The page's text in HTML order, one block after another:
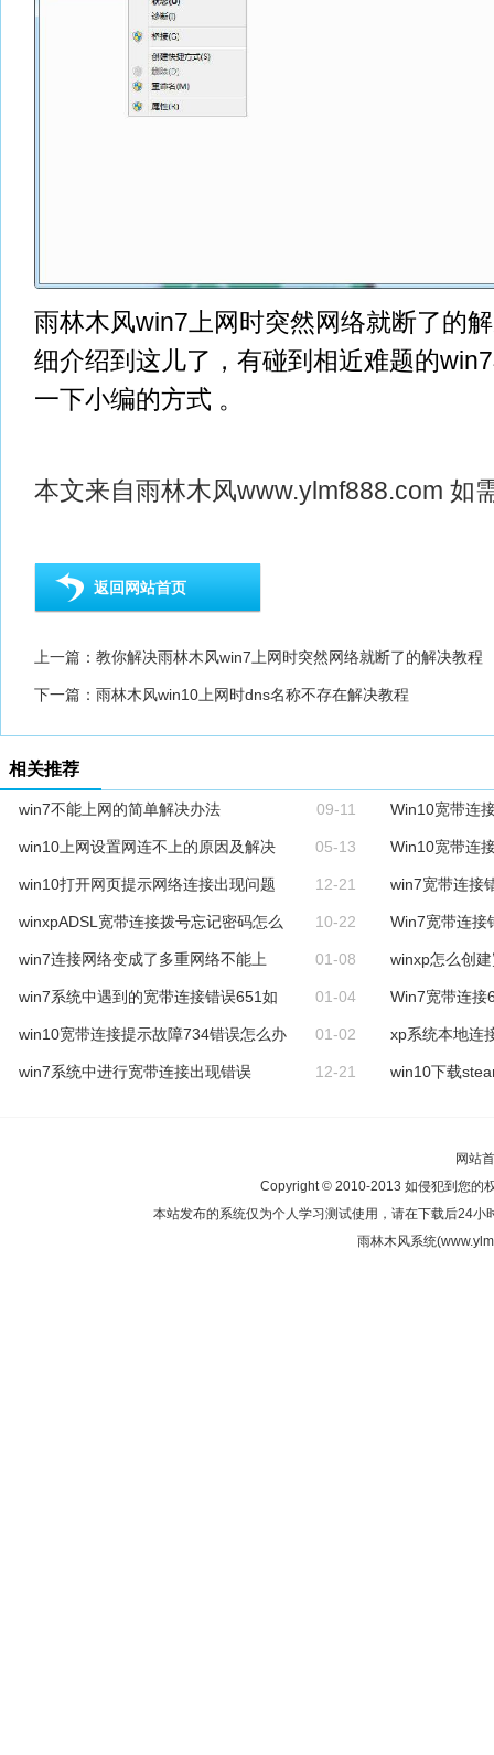
雨林木风win7上网时突然网络就断了的
细介绍到这儿了，有碰到相近难题的
一下小编的方式 。
本文来自雨林木风www.ylmf888.com 如
返回网站首页
上一篇： 教你解决雨林木风win7上网时突然网络就断了的解决教程
下一篇： 雨林木风win10上网时dns名称不存在解决教程
相关推荐
win7不能上网的简单解决办法 09-11 Win10宽带连
win10上网设置网连不上的原因及解决 05-13 Win10宽带连
win10打开网页提示网络连接出现问题 12-21 win7宽带连接
winxpADSL宽带连接拨号忘记密码怎么 10-22 Win7宽带连接
win7连接网络变成了多重网络不能上 01-08 winxp怎么创
win7系统中遇到的宽带连接错误651如 01-04 Win7宽带连接
win10宽带连接提示故障734错误怎么办 01-02 xp系统本地连
win7系统中进行宽带连接出现错误 12-21 win10下载
网站
Copyright © 2010-2013 如侵犯到您的
本站发布的系统仅为个人学习测试使用，请在下载后24
雨林木风系统